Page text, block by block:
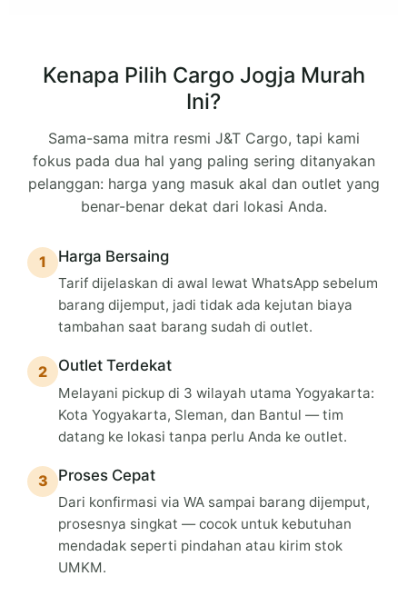
Kenapa Pilih Cargo Jogja Murah
Ini?
Sama-sama mitra resmi J&T Cargo, tapi kami
fokus pada dua hal yang paling sering ditanyakan
pelanggan: harga yang masuk akal dan outlet yang
benar-benar dekat dari lokasi Anda.
1 Harga Bersaing
Tarif dijelaskan di awal lewat WhatsApp sebelum
barang dijemput, jadi tidak ada kejutan biaya
tambahan saat barang sudah di outlet.
2 Outlet Terdekat
Melayani pickup di 3 wilayah utama Yogyakarta:
Kota Yogyakarta, Sleman, dan Bantul — tim
datang ke lokasi tanpa perlu Anda ke outlet.
3 Proses Cepat
Dari konfirmasi via WA sampai barang dijemput,
prosesnya singkat — cocok untuk kebutuhan
mendadak seperti pindahan atau kirim stok
UMKM.